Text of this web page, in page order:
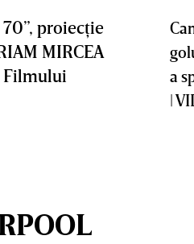
proiecţie
MIRCEA
Filmului
a
|